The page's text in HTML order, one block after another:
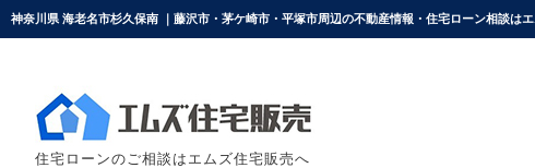
神奈川県 海老名市杉久保南 ｜藤沢市・茅ケ崎市・平塚市周辺の不動産情報・住宅ローン相談は
住宅ローンのご相談はエムズ住宅販売へ